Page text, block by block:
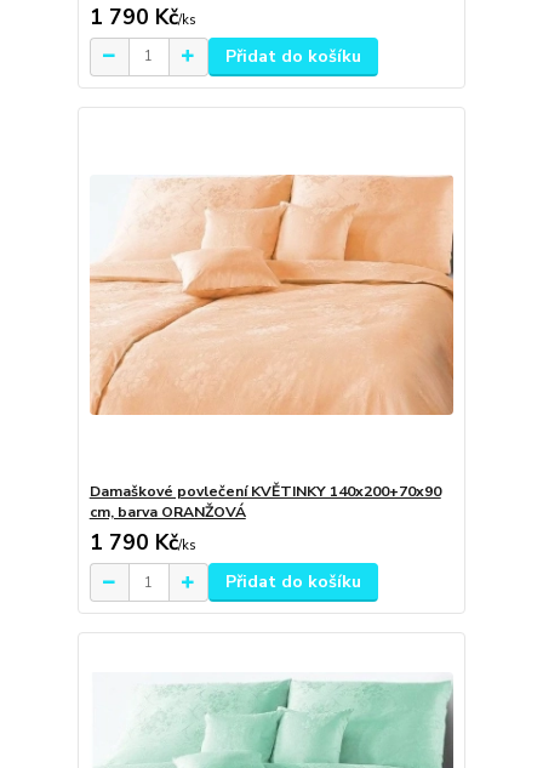
1 790 Kč/ks
Přidat do košíku
Damaškové povlečení KVĚTINKY 140x200+70x90
cm, barva ORANŽOVÁ
1 790 Kč/ks
Přidat do košíku